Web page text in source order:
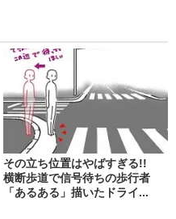
その立ち位置はやばすぎる!!
横断歩道で信号待ちの歩行者
「あるある」描いたドライ...